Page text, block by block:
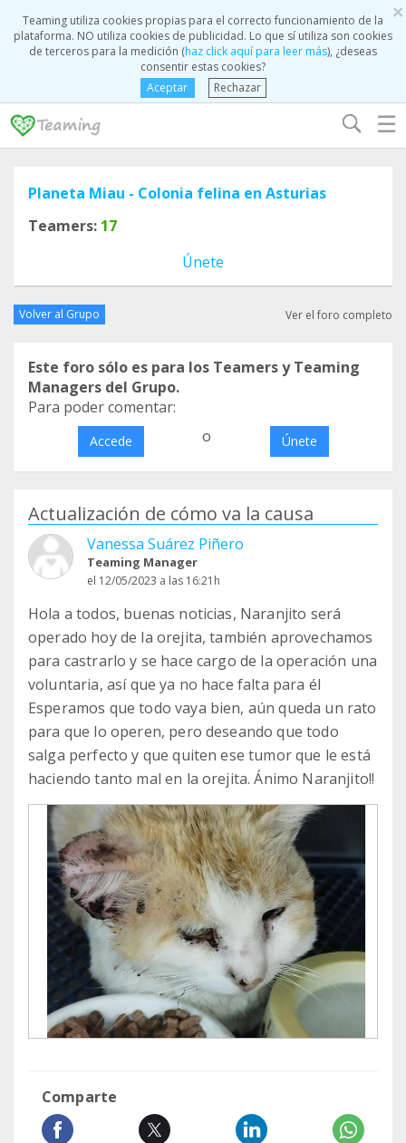
×
Teaming utiliza cookies propias para el correcto funcionamiento de la
plataforma. NO utiliza cookies de publicidad. Lo que sí utiliza son cookies
de terceros para la medición (haz click aquí para leer más), ¿deseas
consentir estas cookies?
Aceptar
Rechazar
☰
Planeta Miau - Colonia felina en Asturias
Teamers: 17
Únete
Volver al Grupo Ver el foro completo
Este foro sólo es para los Teamers y Teaming
Managers del Grupo.
Para poder comentar:
Accede o Únete
Actualización de cómo va la causa
Vanessa Suárez Piñero
Teaming Manager
el 12/05/2023 a las 16:21h
Hola a todos, buenas noticias, Naranjito será
operado hoy de la orejita, también aprovechamos
para castrarlo y se hace cargo de la operación una
voluntaria, así que ya no hace falta para él
Esperamos que todo vaya bien, aún queda un rato
para que lo operen, pero deseando que todo
salga perfecto y que quiten ese tumor que le está
haciendo tanto mal en la orejita. Ánimo Naranjito!!
Comparte